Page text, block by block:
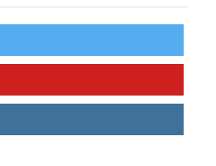
De la Espriella asumirá
atípica fuera de Bogotá
POLÍTICA
TITULARES